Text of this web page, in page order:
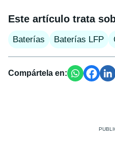
Este artículo trata
Baterías Baterías LFP
Compártela en: